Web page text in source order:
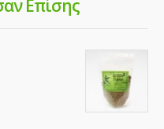
Επίσης